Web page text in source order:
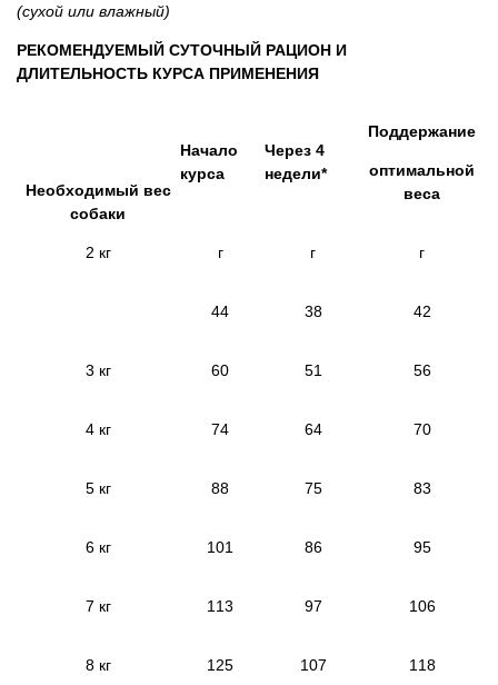
(сухой или влажный)
РЕКОМЕНДУЕМЫЙ СУТОЧНЫЙ РАЦИОН И
ДЛИТЕЛЬНОСТЬ КУРСА ПРИМЕНЕНИЯ
Необходимый вес
собаки
2 кг
Начало
курса
Через 4
недели*
Поддержание
оптимальной
веса
г г г
44 38 42
3 кг 60 51 56
4 кг 74 64 70
5 кг 88 75 83
6 кг 101 86 95
7 кг 113 97 106
8 кг 125 107 118